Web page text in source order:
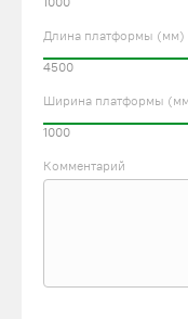
Длина платформы (мм)
4500
Ширина платформы
1000
Комментарий